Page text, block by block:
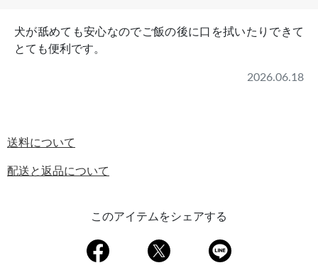
犬が舐めても安心なのでご飯の後に口を拭いたりできて
とても便利です。
2026.06.18
送料について
配送と返品について
このアイテムをシェアする